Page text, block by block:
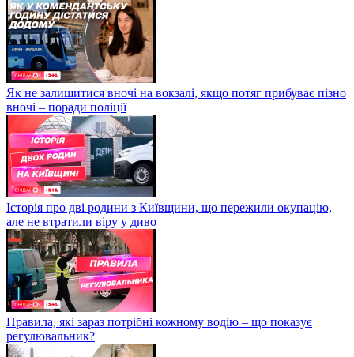
Як не залишитися вночі на вокзалі, якщо потяг прибуває пізно
вночі – поради поліції
Історія про дві родини з Київщини, що пережили окупацію,
але не втратили віру у диво
Правила, які зараз потрібні кожному водію – що показує
регулювальник?